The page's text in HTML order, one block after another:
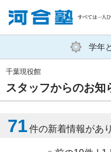
塾生の方
学年
スタッフからのお知
千葉現役館
71件の新着情報があ